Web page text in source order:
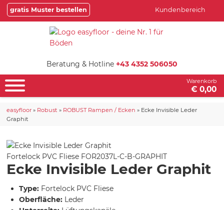
gratis Muster bestellen Kundenbereich
Beratung & Hotline +43 4352 506050
Warenkorb
€ 0,00
easyfloor » Robust » ROBUST Rampen / Ecken » Ecke Invisible Leder
Graphit
Fortelock PVC Fliese FOR2037L-C-B-GRAPHIT
Ecke Invisible Leder Graphit
Type: Fortelock PVC Fliese
Oberfläche: Leder